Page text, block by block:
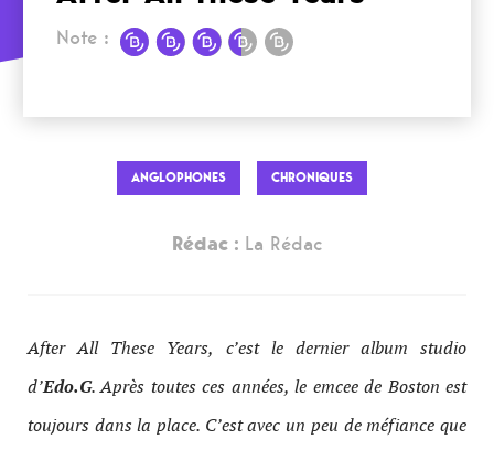
Note :
ANGLOPHONES CHRONIQUES
Rédac : La Rédac
After All These Years, c’est le dernier album studio
d’Edo.G. Après toutes ces années, le emcee de Boston est
toujours dans la place. C’est avec un peu de méfiance que